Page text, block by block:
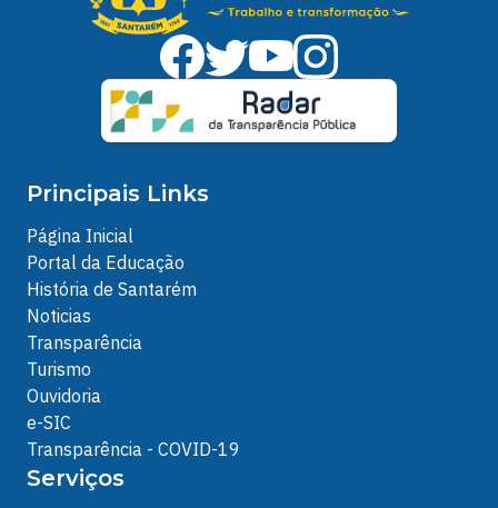
Principais Links
Página Inicial
Portal da Educação
História de Santarém
Noticias
Transparência
Turismo
Ouvidoria
e-SIC
Transparência - COVID-19
Serviços